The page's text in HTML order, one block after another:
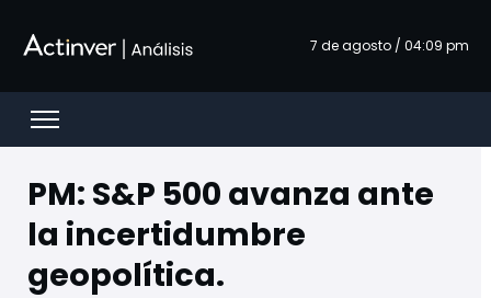
7 de agosto / 04:09 pm
Open menu
PM: S&P 500 avanza ante
la incertidumbre
geopolítica.